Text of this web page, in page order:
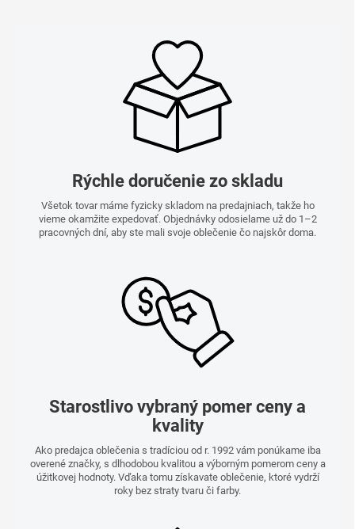
Rýchle doručenie zo skladu
Všetok tovar máme fyzicky skladom na predajniach, takže ho
vieme okamžite expedovať. Objednávky odosielame už do 1–2
pracovných dní, aby ste mali svoje oblečenie čo najskôr doma.
Starostlivo vybraný pomer ceny a
kvality
Ako predajca oblečenia s tradíciou od r. 1992 vám ponúkame iba
overené značky, s dlhodobou kvalitou a výborným pomerom ceny a
úžitkovej hodnoty. Vďaka tomu získavate oblečenie, ktoré vydrží
roky bez straty tvaru či farby.